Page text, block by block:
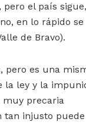
el país
en lo rápido se
de Bravo).
pero es una
la ley y la
muy precaria
tan injusto